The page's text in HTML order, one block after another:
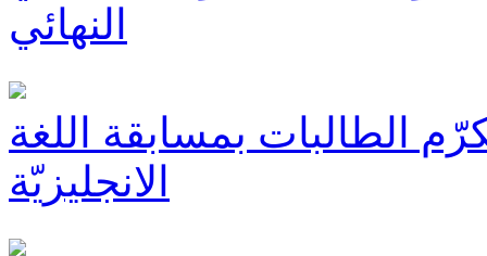
النهائي
الطالبات بمسابقة اللغة
الانجليزيّة